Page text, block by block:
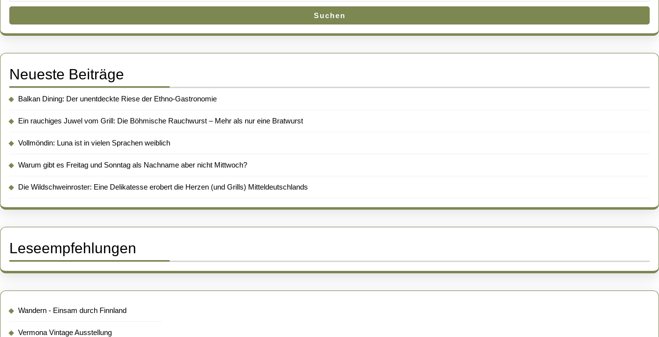
Suchen
Neueste Beiträge
Balkan Dining: Der unentdeckte Riese der Ethno-Gastronomie
Ein rauchiges Juwel vom Grill: Die Böhmische Rauchwurst – Mehr als nur eine Bratwurst
Vollmöndin: Luna ist in vielen Sprachen weiblich
Warum gibt es Freitag und Sonntag als Nachname aber nicht Mittwoch?
Die Wildschweinroster: Eine Delikatesse erobert die Herzen (und Grills) Mitteldeutschlands
Leseempfehlungen
Wandern - Einsam durch Finnland
Vermona Vintage Ausstellung